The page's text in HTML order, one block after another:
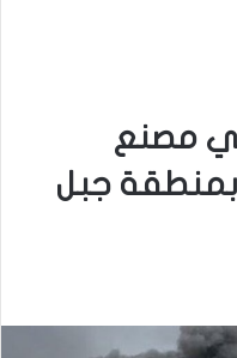
مصنع
بمنطقة جبل